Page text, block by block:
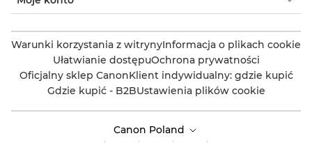
Warunki korzystania z witrynyInformacja o plikach cookie
Ułatwianie dostępuOchrona prywatności
Oficjalny sklep CanonKlient indywidualny: gdzie kupić
Gdzie kupić - B2BUstawienia plików cookie
Canon Poland